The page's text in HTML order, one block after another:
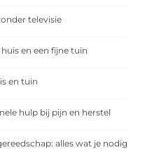
televisie
en een fijne tuin
en tuin
hulp bij pijn en herstel
alles wat je nodig